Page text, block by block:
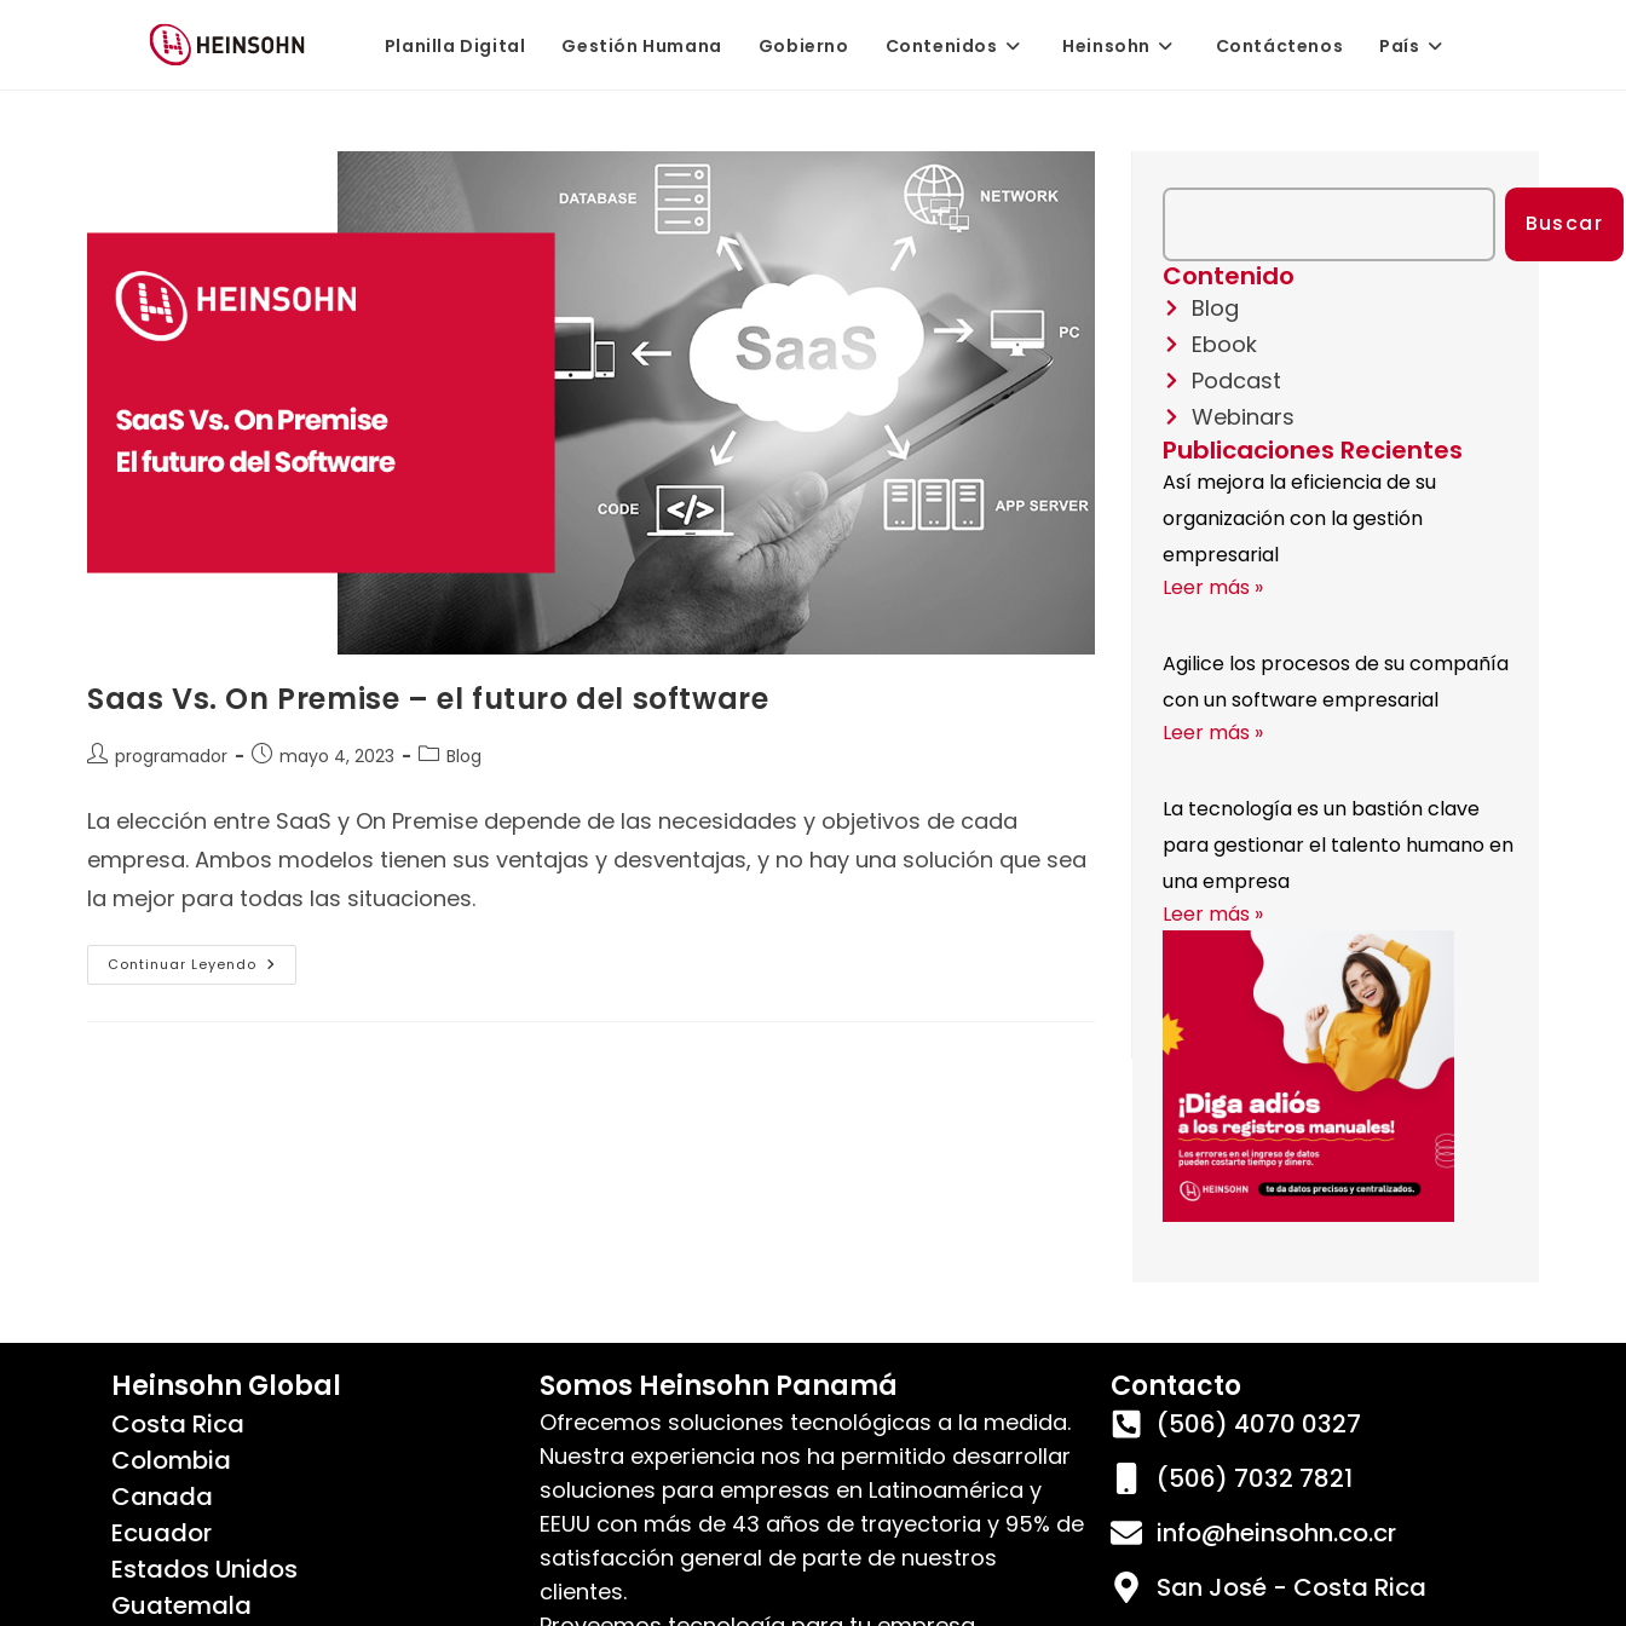
Planilla Digital Gestión Humana Gobierno Contenidos Heinsohn Contáctenos País
Saas Vs. On Premise – el futuro del software
programador mayo 4, 2023 Blog
La elección entre SaaS y On Premise depende de las necesidades y objetivos de cada
empresa. Ambos modelos tienen sus ventajas y desventajas, y no hay una solución que sea
la mejor para todas las situaciones.
Continuar Leyendo
Buscar
Contenido
Blog
Ebook
Podcast
Webinars
Publicaciones Recientes
Así mejora la eficiencia de su
organización con la gestión
empresarial
Leer más »
Agilice los procesos de su compañía
con un software empresarial
Leer más »
La tecnología es un bastión clave
para gestionar el talento humano en
una empresa
Leer más »
Heinsohn Global
Costa Rica
Colombia
Canada
Ecuador
Estados Unidos
Guatemala
Somos Heinsohn Panamá
Ofrecemos soluciones tecnológicas a la medida.
Nuestra experiencia nos ha permitido desarrollar
soluciones para empresas en Latinoamérica y
EEUU con más de 43 años de trayectoria y 95% de
satisfacción general de parte de nuestros
clientes.
Contacto
(506) 4070 0327
(506) 7032 7821
info@heinsohn.co.cr
San José - Costa Rica